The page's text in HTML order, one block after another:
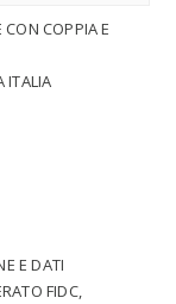
COPPIA E
E DATI
FIDC,